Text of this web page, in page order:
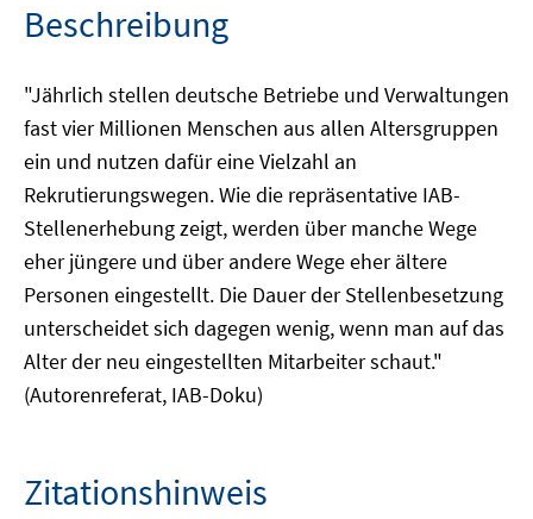
Beschreibung
"Jährlich stellen deutsche Betriebe und Verwaltungen
fast vier Millionen Menschen aus allen Altersgruppen
ein und nutzen dafür eine Vielzahl an
Rekrutierungswegen. Wie die repräsentative IAB-
Stellenerhebung zeigt, werden über manche Wege
eher jüngere und über andere Wege eher ältere
Personen eingestellt. Die Dauer der Stellenbesetzung
unterscheidet sich dagegen wenig, wenn man auf das
Alter der neu eingestellten Mitarbeiter schaut."
(Autorenreferat, IAB-Doku)
Zitationshinweis